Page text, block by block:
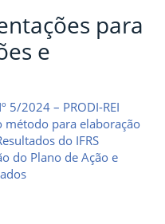
para
e
5/2024 – PRODI-REI
método para elaboração
do IFRS
do Plano de Ação e